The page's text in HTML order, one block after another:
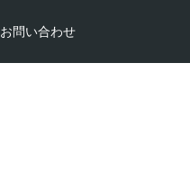
お問い合わせ